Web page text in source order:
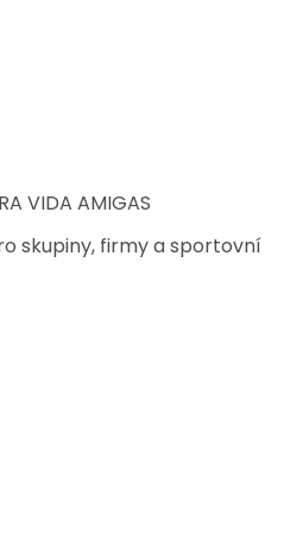
VIDA AMIGAS
skupiny, firmy a sportovní